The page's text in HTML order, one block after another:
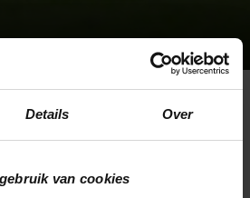
Details Over
van cookies